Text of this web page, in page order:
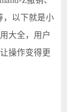
，以下就是小
大全，用户
操作变得更